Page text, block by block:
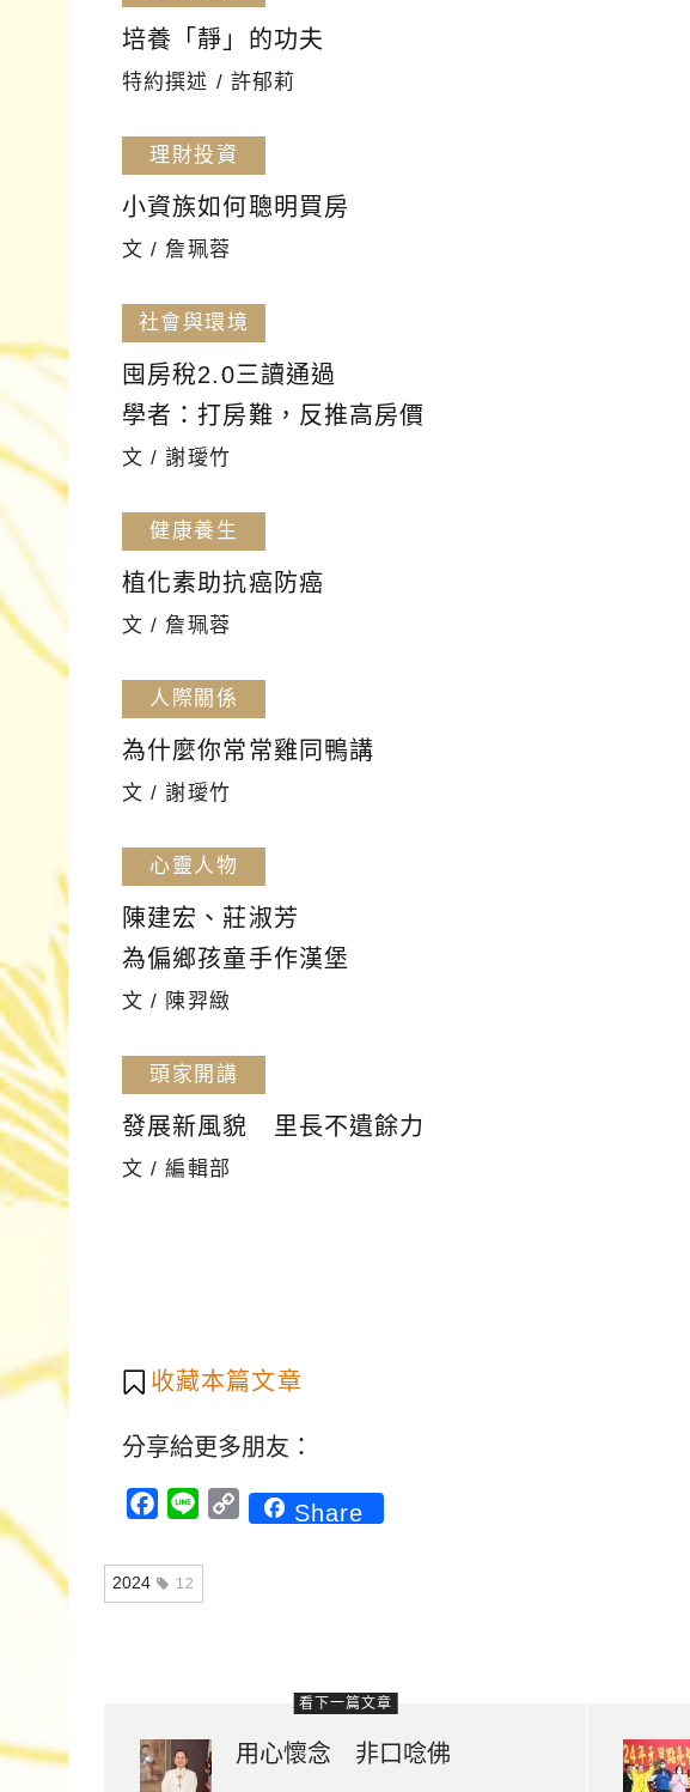
培養「靜」的功夫
特約撰述 / 許郁莉
理財投資
小資族如何聰明買房
文 / 詹珮蓉
社會與環境
囤房稅2.0三讀通過
學者：打房難，反推高房價
文 / 謝璦竹
健康養生
植化素助抗癌防癌
文 / 詹珮蓉
人際關係
為什麼你常常雞同鴨講
文 / 謝璦竹
心靈人物
陳建宏、莊淑芳
為偏鄉孩童手作漢堡
文 / 陳羿緻
頭家開講
發展新風貌 里長不遺餘力
文 / 編輯部
收藏本篇文章
分享給更多朋友：
Facebook
Line
CopyShare
2024 12
看下一篇文章
用心懷念 非口唸佛